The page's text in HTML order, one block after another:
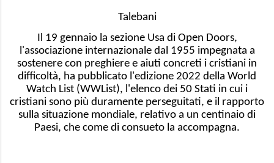
Talebani
Il 19 gennaio la sezione Usa di Open Doors,
l'associazione internazionale dal 1955 impegnata a
sostenere con preghiere e aiuti concreti i cristiani in
difficoltà, ha pubblicato l'edizione 2022 della World
Watch List (WWList), l'elenco dei 50 Stati in cui i
cristiani sono più duramente perseguitati, e il rapporto
sulla situazione mondiale, relativo a un centinaio di
Paesi, che come di consueto la accompagna.